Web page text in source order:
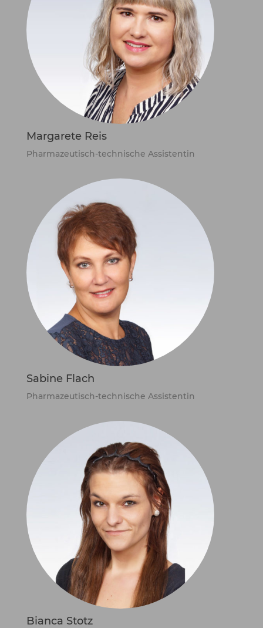
Margarete Reis
Pharmazeutisch-technische Assistentin
Sabine Flach
Pharmazeutisch-technische Assistentin
Bianca Stotz